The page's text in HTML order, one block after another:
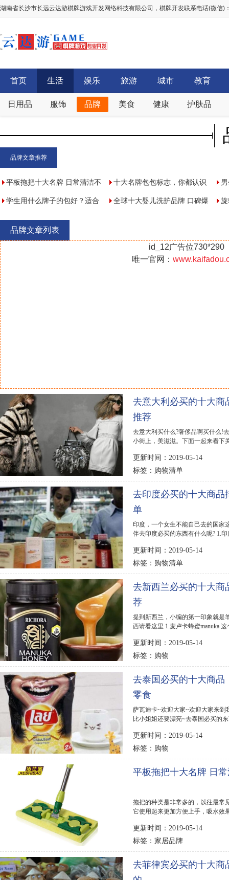
湖南省长沙市长远云达游棋牌游戏开发网络科技有限公司，棋牌开发联系电话(微信)
首页 生活 娱乐 旅游 城市 教育
日用品 服饰 品牌 美食 健康 护肤品
品牌文章推荐
平板拖把十大名牌 日常清洁不
可缺少，你选对了吗
十大名牌包包标志，你都认识
吗
学生用什么牌子的包好？适合
学生党的包包品牌
全球十大婴儿洗护品牌 口碑爆
品牌文章列表
id_12广告位730*290
唯一官网：
去意大利必买的十大商
推荐
去意大利买什么?奢侈品啊买什么!
小街上，美滋滋。下面一起来看下
更新时间：2019-05-14
标签： 购物清单
去印度必买的十大商品
单
印度，一个女生不能自己去的国家
伴去印度必买的东西有什么呢? 1.
更新时间：2019-05-14
标签： 购物清单
去新西兰必买的十大商
荐
提到新西兰，小编的第一印象就是
西请看这里 1.麦卢卡蜂蜜manuka
更新时间：2019-05-14
标签： 购物
去泰国必买的十大商品
零食
萨瓦迪卡~欢迎大家~欢迎大家来
比小姐姐还要漂亮~去泰国必买的
更新时间：2019-05-14
标签： 购物
平板拖把十大名牌 日
拖把的种类是非常多的，以往最常
它使用起来更加方便上手，吸水效
更新时间：2019-05-14
标签： 家居品牌
去菲律宾必买的十大商